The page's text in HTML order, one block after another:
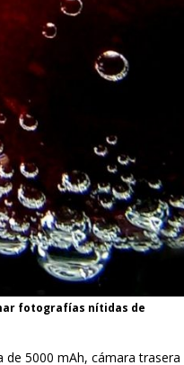
fotografías nítidas de
de 5000 mAh, cámara trasera